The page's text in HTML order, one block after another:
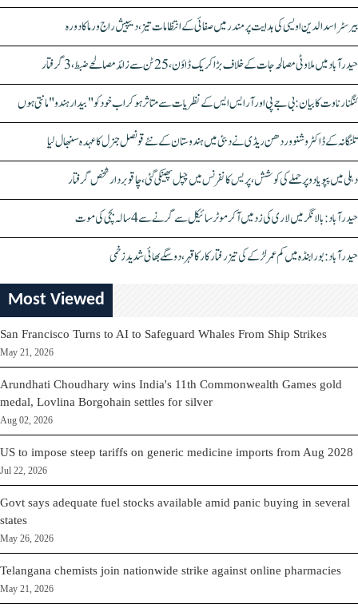
بیرسٹر اسدالدین اویسی کی ہدایت پر مندر میں صفائی کے انتظامات تیز، دیپیش راج ورما کا دورہ
حیدرآباد میں ملاوٹی مصالحہ جات کے خلاف بڑا کریک ڈاؤن، 25 ٹن سے زائد مصالحے ضبط، 3 گرفتار
کنگنا رناوت کا بیان: بی جے پی اور آر ایس ایس کے نظریات سے متاثر ہو کر اب خود کو "بیدار ہندو" مانتی ہوں
تلنگانہ کے ڈاکٹر وشنو وردھن ریڈی نے دبئی میں ہندوستان کے نئے قونصل جنرل کا عہدہ سنبھال لیا
دہلی میں پپو یادو پر حملے کی کوشش، پریس کانفرنس میں چپل پھینکی گئی، چاقو بردار شخص گرفتار
حیدرآباد: بالا نگر میں لاری کی زد میں آکر موٹرسائیکل سے گرنے سے 4 سالہ بچی کی موت
حیدرآباد: بورابنڈہ میں کم عمر لڑکے کی تیز رفتار کار کا قہر، دو سگے بھائی شدید زخمی
Most Viewed
San Francisco Turns to AI to Safeguard Whales From Ship Strikes
May 21, 2026
Arundhati Choudhary wins India's 11th Commonwealth Games gold
medal, Lovlina Borgohain settles for silver
Aug 02, 2026
US to impose steep tariffs on generic medicine imports from Aug 2028
Jul 22, 2026
Govt says adequate fuel stocks available amid panic buying in several
states
May 26, 2026
Telangana chemists join nationwide strike against online pharmacies
May 21, 2026